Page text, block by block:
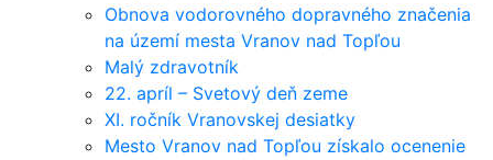
Obnova vodorovného dopravného značenia
na území mesta Vranov nad Topľou
Malý zdravotník
22. apríl – Svetový deň zeme
XI. ročník Vranovskej desiatky
Mesto Vranov nad Topľou získalo ocenenie